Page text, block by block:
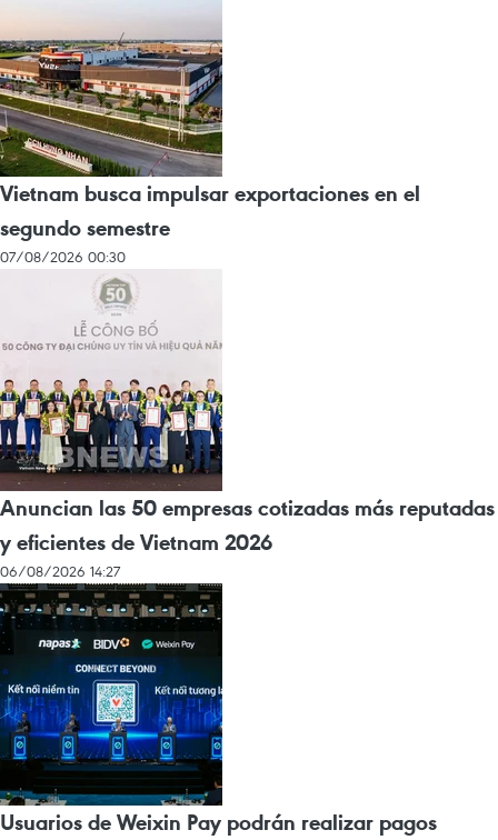
Vietnam busca impulsar exportaciones en el
segundo semestre
07/08/2026 00:30
Anuncian las 50 empresas cotizadas más reputadas
y eficientes de Vietnam 2026
06/08/2026 14:27
Usuarios de Weixin Pay podrán realizar pagos